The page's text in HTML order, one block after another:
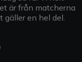
är från matcherna
gäller en hel del.